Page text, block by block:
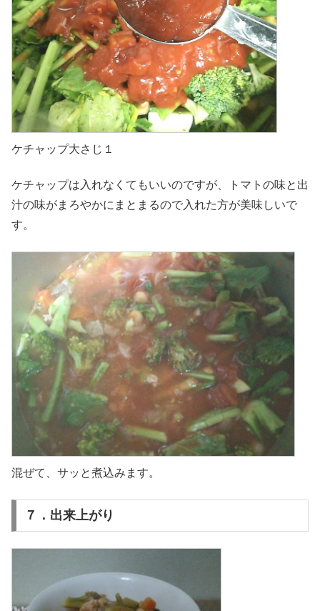
ケチャップ大さじ１
ケチャップは入れなくてもいいのですが、トマトの味と出
汁の味がまろやかにまとまるので入れた方が美味しいで
す。
混ぜて、サッと煮込みます。
７．出来上がり